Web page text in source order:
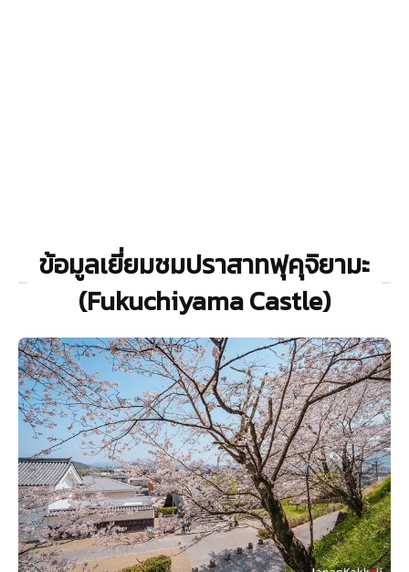
ข้อมูลเยี่ยมชมปราสาทฟุคุจิยามะ
(Fukuchiyama Castle)